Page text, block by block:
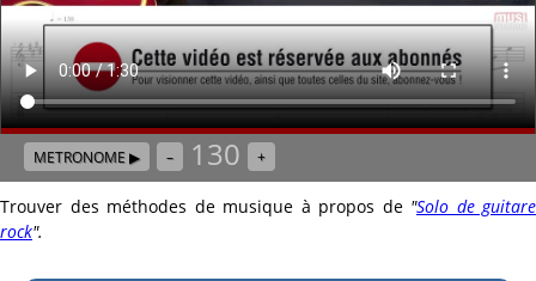
METRONOME ▶ – 130 +
Trouver des méthodes de musique à propos de "Solo de guitare
rock".